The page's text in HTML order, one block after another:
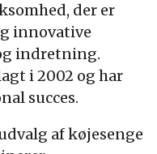
der er
innovative
indretning.
i 2002 og har
succes.
af køjesenge